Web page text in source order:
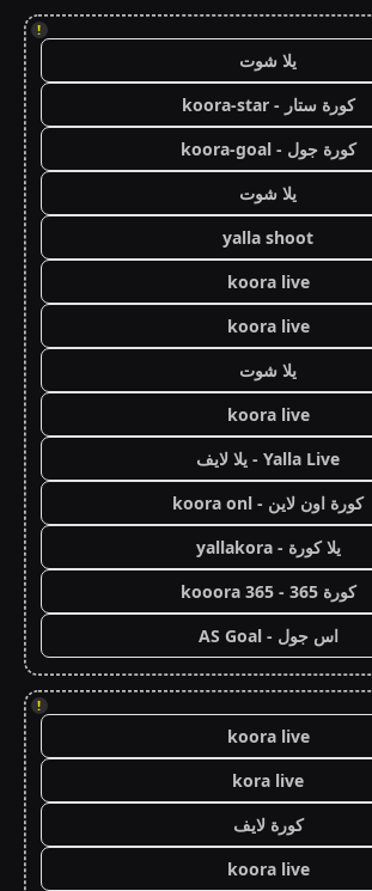
!
يلا شوت
كورة ستار - koora-star
كورة جول - koora-goal
يلا شوت
yalla shoot
koora live
koora live
يلا شوت
koora live
Yalla Live - يلا لايف
كورة اون لاين - koora onl
يلا كورة - yallakora
كورة 365 - kooora 365
اس جول - AS Goal
!
koora live
kora live
كورة لايف
koora live